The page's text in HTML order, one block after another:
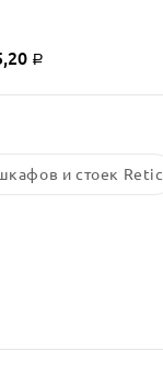
Р
и стоек Retic